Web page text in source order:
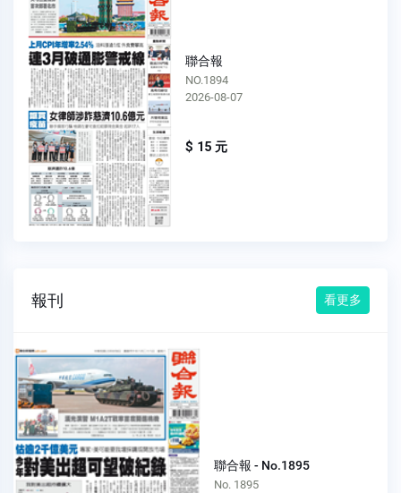
聯合報
NO.1894
2026-08-07
$ 15 元
報刊 看更多
聯合報 - No.1895
No. 1895